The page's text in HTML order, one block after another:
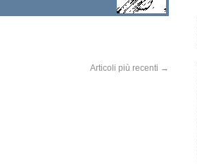
Articoli più recenti →